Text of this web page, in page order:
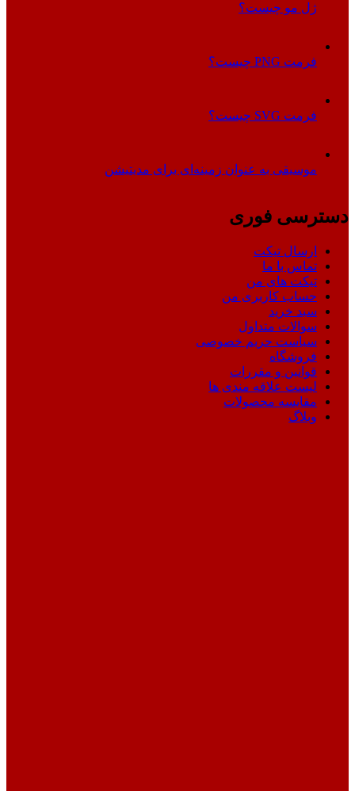
ژل مو چیست؟
فرمت PNG چیست؟
فرمت SVG چیست؟
موسیقی به عنوان زمینه‌ای برای مدیتیشن
دسترسی فوری
ارسال تیکت
تماس با ما
تیکت های من
حساب کاربری من
سبد خرید
سوالات متداول
سیاست حریم خصوصی
فروشگاه
قوانین و مقررات
لیست علاقه مندی ها
مقایسه محصولات
وبلاگ